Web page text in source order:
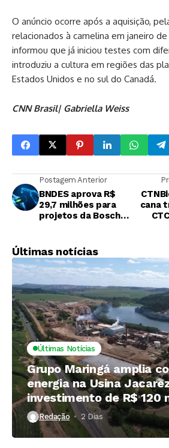
O anúncio ocorre após a aquisição,
relacionados à camelina em janeiro
informou que já iniciou testes com
introduziu a cultura em regiões das
Estados Unidos e no sul do Canadá.
CNN Brasil| Gabriella Weiss
Postagem Anterior
BNDES aprova R$
29,7 milhões para
projetos da Bosch
cana
Últimas notícias
Últimas Notícias
Grupo Maringá amplia
energia na Usina
investimento de R$ 120
Redação 2 Dias ⁮